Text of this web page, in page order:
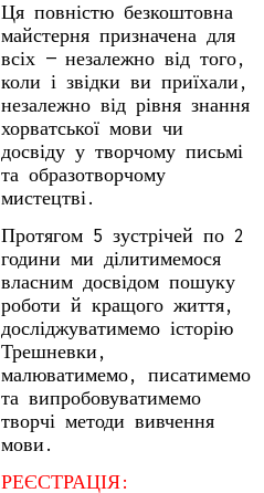
Ця повністю безкоштовна
майстерня призначена для
всіх — незалежно від того,
коли і звідки ви приїхали,
незалежно від рівня знання
хорватської мови чи
досвіду у творчому письмі
та образотворчому
мистецтві.
Протягом 5 зустрічей по 2
години ми ділитимемося
власним досвідом пошуку
роботи й кращого життя,
досліджуватимемо історію
Трешневки,
малюватимемо, писатимемо
та випробовуватимемо
творчі методи вивчення
мови.
РЕЄСТРАЦІЯ: